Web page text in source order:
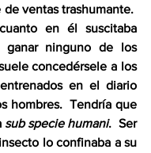
ventas trashumante.
en él suscitaba
ganar ninguno de los
concedérsele a los
en el diario
hombres.  Tendría que
sub specie humani.  Ser
lo confinaba a su